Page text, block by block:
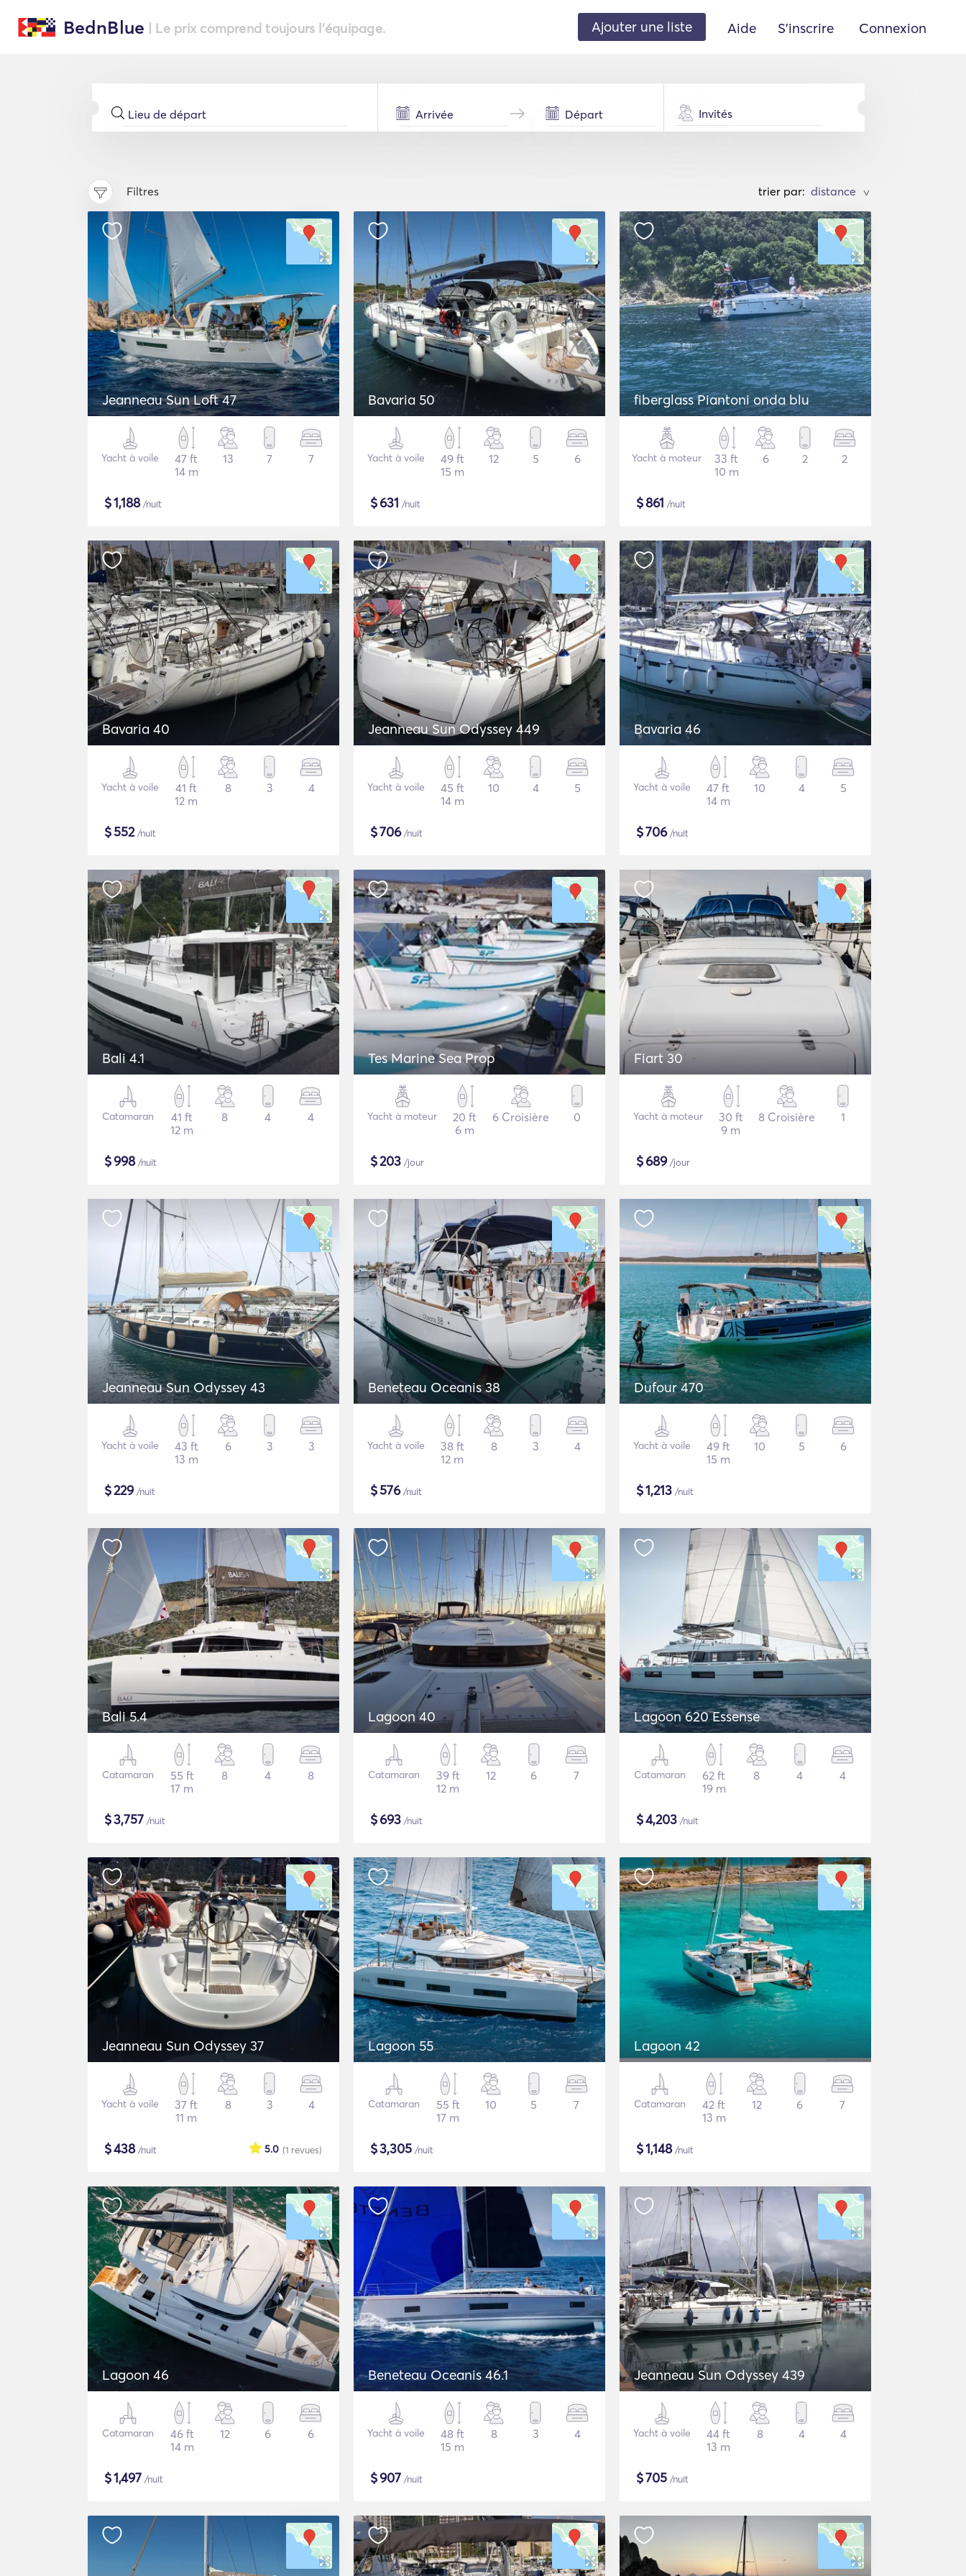
BednBlue | Le prix comprend toujours l'équipage. Ajouter une liste Aide S'inscrire Connexion
Invités
Filtres trier par: >
Jeanneau Sun Loft 47
Yacht à voile
47 ft
14 m
13 7 7
$1,188/nuit
Bavaria 50
Yacht à voile
49 ft
15 m
12 5 6
$631 /nuit
fiberglass Piantoni onda blu
Yacht à moteur
33 ft
10 m
6 2 2
$861 /nuit
Bavaria 40
Yacht à voile
41 ft
12 m
8 3 4
$552/nuit
Jeanneau Sun Odyssey 449
Yacht à voile
45 ft
14 m
10 4 5
$706/nuit
Bavaria 46
Yacht à voile
47 ft
14 m
10 4 5
$706/nuit
Bali 4.1
Catamaran
41 ft
12 m
8 4 4
$998/nuit
Tes Marine Sea Prop
Yacht à moteur
20 ft
6 m
6 Croisière 0
$203 /jour
Fiart 30
Yacht à moteur
30 ft
9 m
8 Croisière 1
$689/jour
Jeanneau Sun Odyssey 43
Yacht à voile
43 ft
13 m
6 3 3
$229/nuit
Beneteau Oceanis 38
Yacht à voile
38 ft
12 m
8 3 4
$576/nuit
Dufour 470
Yacht à voile
49 ft
15 m
10 5 6
$1,213 /nuit
Bali 5.4
Catamaran
55 ft
17 m
8 4 8
$3,757 /nuit
Lagoon 40
Catamaran
39 ft
12 m
12 6 7
$693 /nuit
Lagoon 620 Essense
Catamaran
62 ft
19 m
8 4 4
$4,203 /nuit
Jeanneau Sun Odyssey 37
Yacht à voile
37 ft
11 m
8 3 4
$438/nuit (1 revues)
5.0
Lagoon 55
Catamaran
55 ft
17 m
10 5 7
$3,305 /nuit
Lagoon 42
Catamaran
42 ft
13 m
12 6 7
$1,148/nuit
Lagoon 46
Catamaran
46 ft
14 m
12 6 6
$1,497 /nuit
Beneteau Oceanis 46.1
Yacht à voile
48 ft
15 m
8 3 4
$907 /nuit
Jeanneau Sun Odyssey 439
Yacht à voile
44 ft
13 m
8 4 4
$705 /nuit